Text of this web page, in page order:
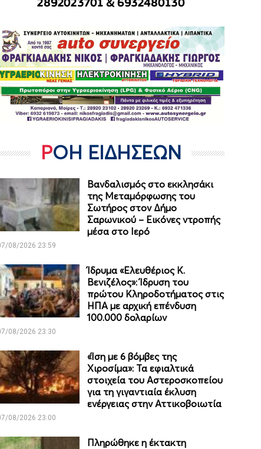
ΡΟΗ ΕΙΔΗΣΕΩΝ
Βανδαλισμός στο εκκλησάκι
της Μεταμόρφωσης του
Σωτήρος στον Δήμο
Σαρωνικού – Εικόνες ντροπής
μέσα στο Ιερό
08/2026 23:59
Ίδρυμα «Ελευθέριος Κ.
Βενιζέλος»: Ίδρυση του
πρώτου Κληροδοτήματος στις
ΗΠΑ με αρχική επένδυση
100.000 δολαρίων
08/2026 23:30
«Ίση με 6 βόμβες της
Χιροσίμα»: Τα εφιαλτικά
στοιχεία του Αστεροσκοπείου
για τη γιγαντιαία έκλυση
ενέργειας στην Αττικοβοιωτία
08/2026 23:00
Πληρώθηκε η έκτακτη